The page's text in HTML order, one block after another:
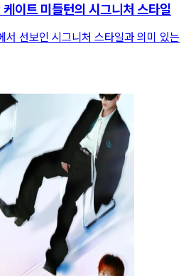
이트 미들턴의 시그니처 스타일
서 선보인 시그니처 스타일과 의미 있는